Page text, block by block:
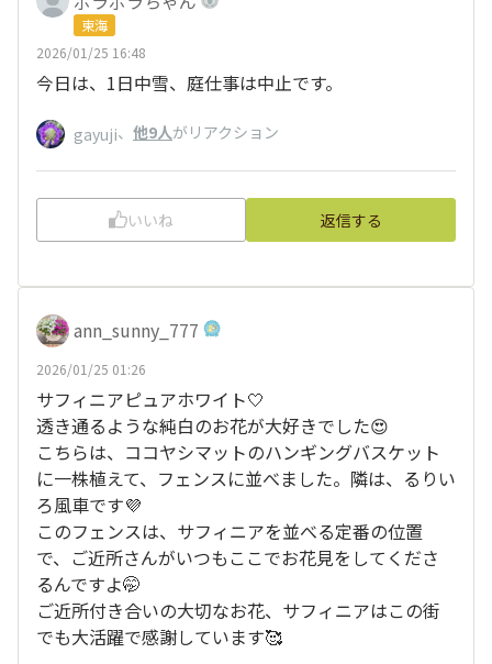
東海
2026/01/25 16:48
今日は、1日中雪、庭仕事は中止です。
gayuji、 他9人がリアクション
いいね 返信する
ann_sunny_777
2026/01/25 01:26
サフィニアピュアホワイト🤍
透き通るような純白のお花が大好きでした😍
こちらは、ココヤシマットのハンギングバスケット
に一株植えて、フェンスに並べました。隣は、るりい
ろ風車です💜
このフェンスは、サフィニアを並べる定番の位置
で、ご近所さんがいつもここでお花見をしてくださ
るんですよ🤭
ご近所付き合いの大切なお花、サフィニアはこの街
でも大活躍で感謝しています🥰